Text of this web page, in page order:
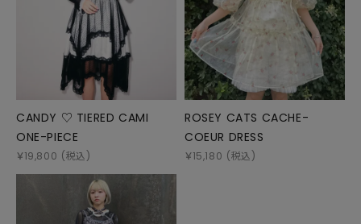
CANDY ♡ TIERED CAMI
ONE-PIECE
￥19,800 (税込)
ROSEY CATS CACHE-
COEUR DRESS
￥15,180 (税込)